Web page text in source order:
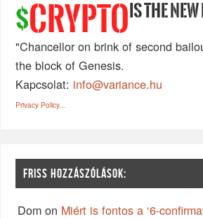
$CRYPTO IS THE
"Chancellor on brink of second
the block of Genesis.
Kapcsolat: info@variance.hu
Privacy Policy...
FRISS HOZZÁSZÓLÁSOK:
Dom on Miért is fontos a ‘6-